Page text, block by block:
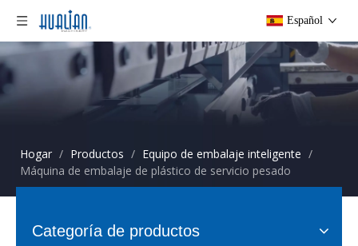
Español
Hogar / Productos / Equipo de embalaje inteligente /
Máquina de embalaje de plástico de servicio pesado
Categoría de productos